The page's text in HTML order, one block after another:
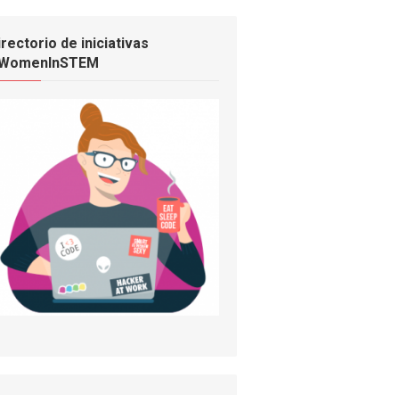
de iniciativas